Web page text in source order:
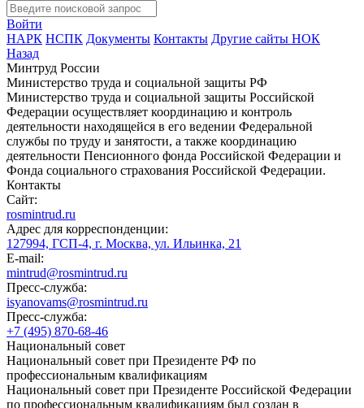
Войти
НАРК НСПК Документы Контакты Другие сайты НОК
Назад
Минтруд России
Министерство труда и социальной защиты РФ
Министерство труда и социальной защиты Российской
Федерации осуществляет координацию и контроль
деятельности находящейся в его ведении Федеральной
службы по труду и занятости, а также координацию
деятельности Пенсионного фонда Российской Федерации и
Фонда социального страхования Российской Федерации.
Контакты
Сайт:
rosmintrud.ru
Адрес для корреспонденции:
127994, ГСП-4, г. Москва, ул. Ильинка, 21
E-mail:
mintrud@rosmintrud.ru
Пресс-служба:
isyanovams@rosmintrud.ru
Пресс-служба:
+7 (495) 870-68-46
Национальный совет
Национальный совет при Президенте РФ по
профессиональным квалификациям
Национальный совет при Президенте Российской Федерации
по профессиональным квалификациям был создан в